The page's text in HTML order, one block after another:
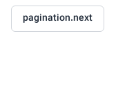
pagination.next